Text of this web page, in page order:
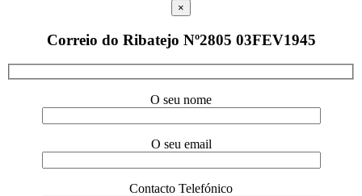
×
Correio do Ribatejo Nº2805 03FEV1945
O seu nome
O seu email
Contacto Telefónico